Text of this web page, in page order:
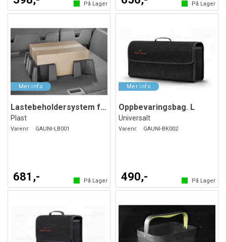
På Lager På Lager
Lastebeholdersystem for bagasjerommet
Plast
Varenr: GAUNI-LB001
681,- På Lager
Oppbevaringsbag. L
Universalt
Varenr: GAUNI-BK002
490,- På Lager